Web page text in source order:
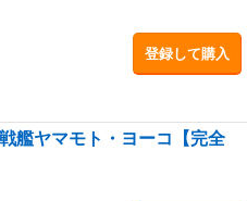
登録して購入
艦ヤマモト・ヨーコ【完全